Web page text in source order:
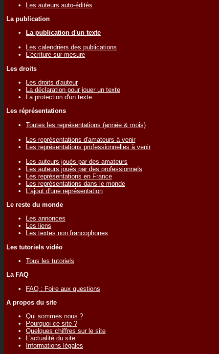
Les auteurs auto-édités
La publication
La publication d'un texte
Les calendriers des publications
L'écriture sur mesure
Les droits
Les droits d'auteur
La déclaration pour jouer un texte
La protection d'un texte
Les réprésentations
Toutes les représentations (année & mois)
Les représentations d'amateurs à venir
Les représentations professionnelles à venir
Les auteurs joués par des amateurs
Les auteurs joués par des professionnels
Les représentations en France
Les représentations dans le monde
L'ajout d'une représentation
Le reste du monde
Les annonces
Les liens
Les textes non francophones
Les tutoriels vidéo
Tous les tutoriels
La FAQ
FAQ : Foire aux questions
A propos du site
Qui sommes nous ?
Pourquoi ce site ?
Quelques chiffres sur le site
L'actualité du site
Informations légales